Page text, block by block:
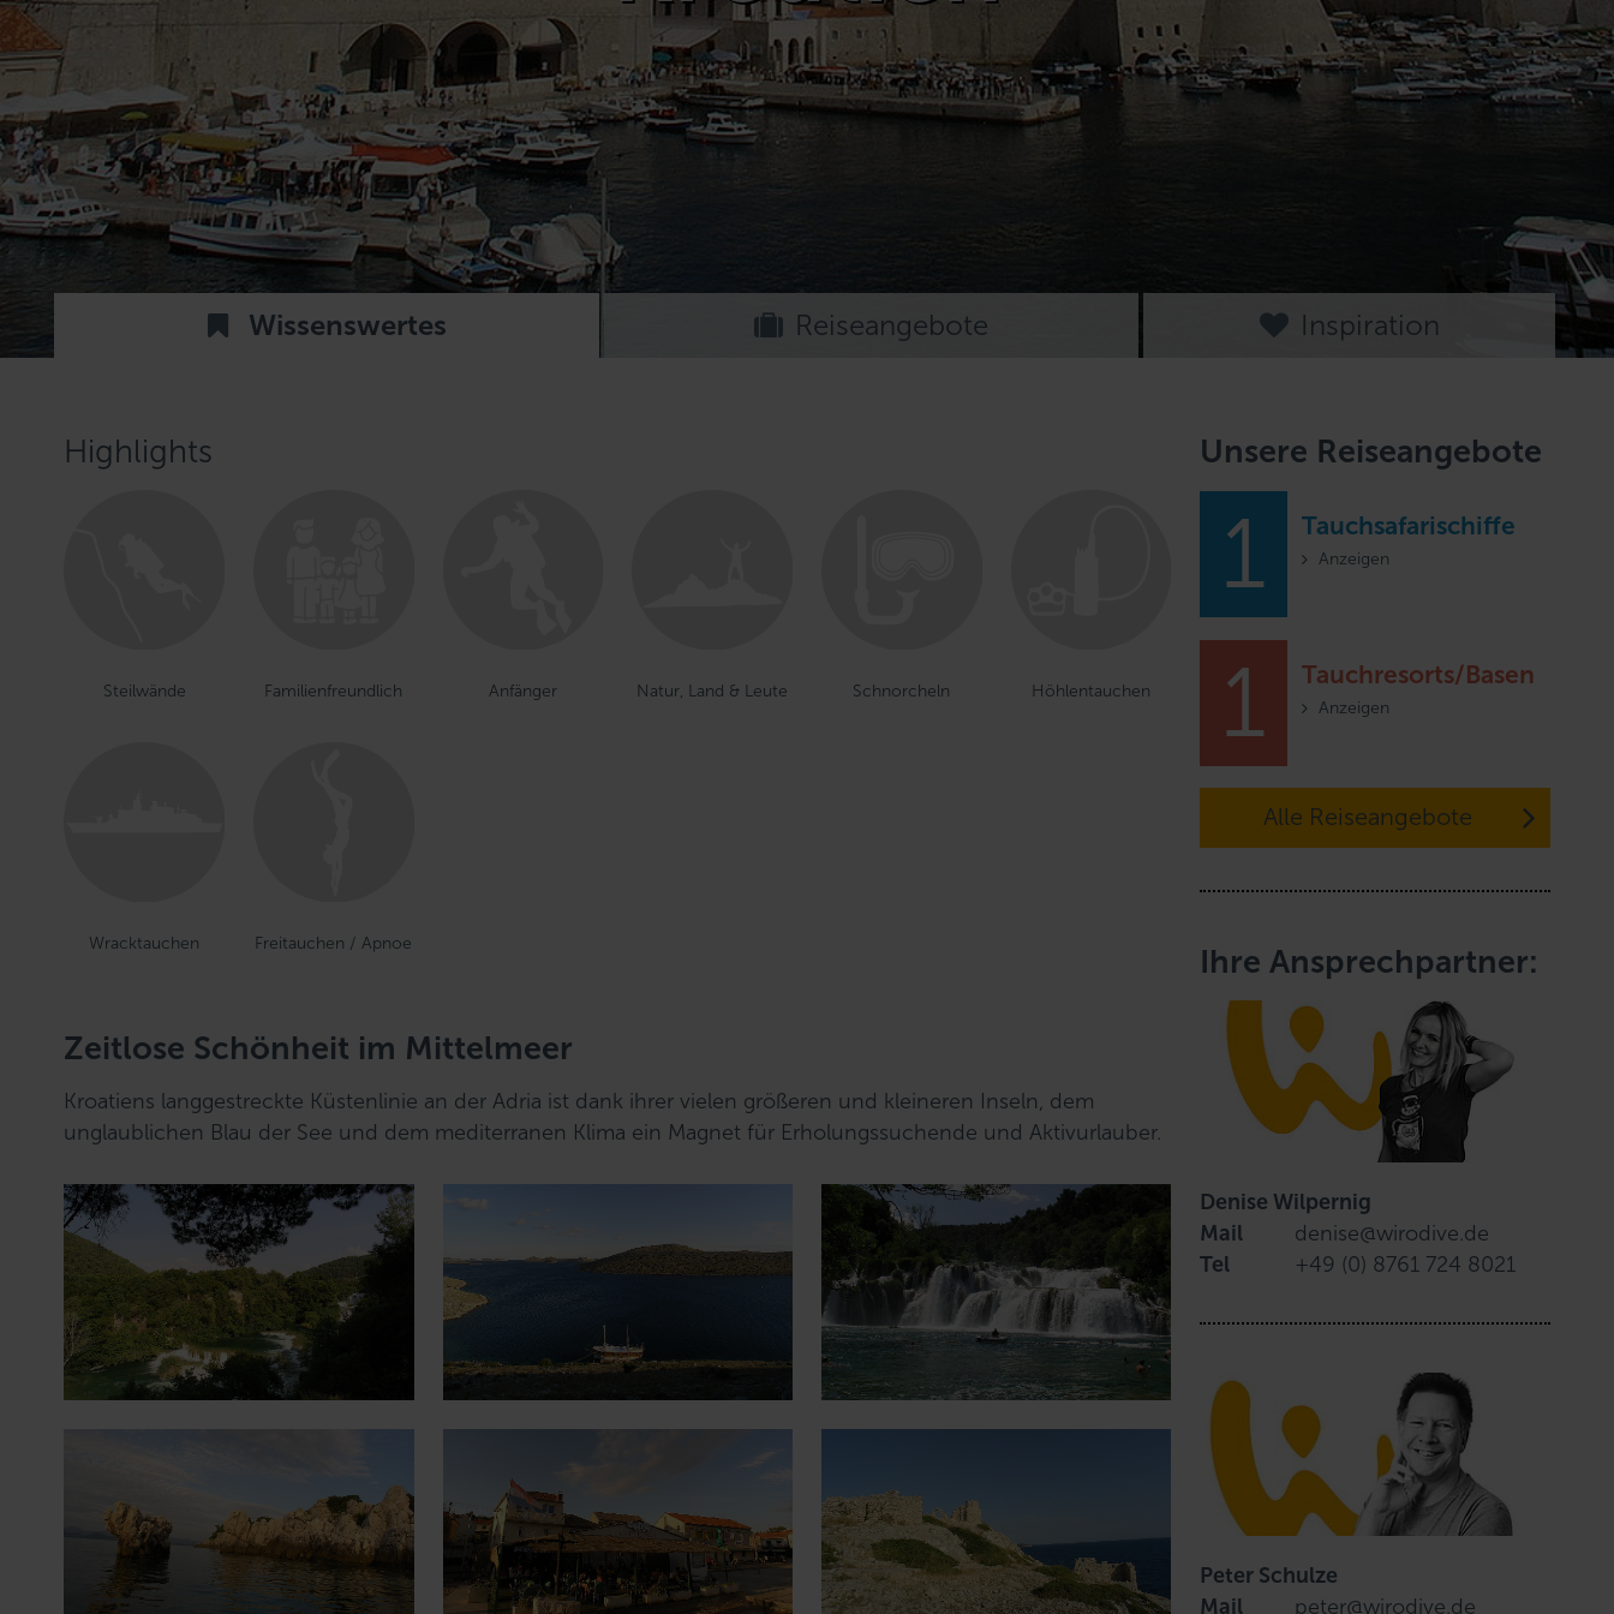
Wissenswertes Reiseangebote Inspiration
Highlights
Steilwände Familienfreundlich Anfänger Natur, Land & Leute Schnorcheln Höhlentauchen
Wracktauchen Freitauchen / Apnoe
Zeitlose Schönheit im Mittelmeer
Kroatiens langgestreckte Küstenlinie an der Adria ist dank ihrer vielen größeren und kleineren Inseln, dem
unglaublichen Blau der See und dem mediterranen Klima ein Magnet für Erholungssuchende und Aktivurlauber.
Unsere Reiseangebote
1 Tauchsafarischiffe
Anzeigen
1 Tauchresorts/Basen
Anzeigen
Alle Reiseangebote
Ihre Ansprechpartner:
Denise Wilpernig
Mail
denise@wirodive.de
Tel
+49 (0) 8761 724 8021
Peter Schulze
Mail
peter@wirodive.de